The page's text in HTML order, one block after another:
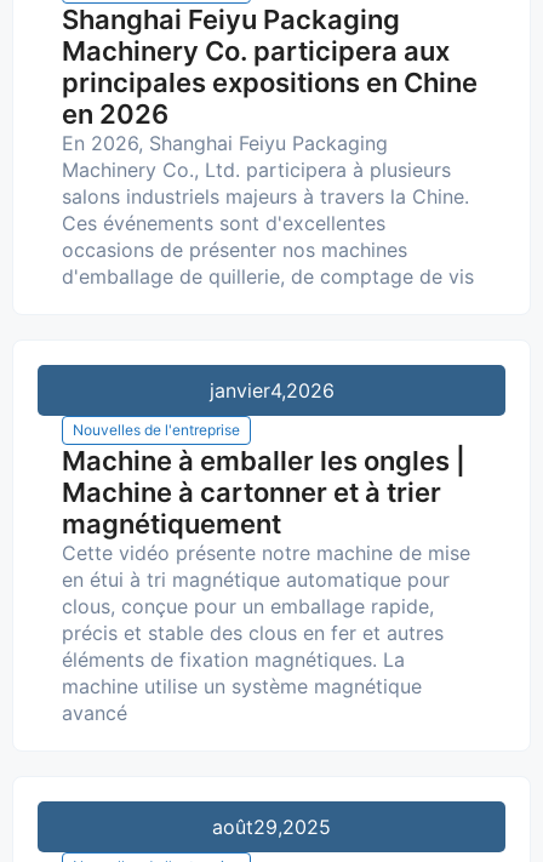
Shanghai Feiyu Packaging
Machinery Co. participera aux
principales expositions en Chine
en 2026
En 2026, Shanghai Feiyu Packaging
Machinery Co., Ltd. participera à plusieurs
salons industriels majeurs à travers la Chine.
Ces événements sont d'excellentes
occasions de présenter nos machines
d'emballage de quillerie, de comptage de vis
janvier4,2026
Nouvelles de l'entreprise
Machine à emballer les ongles |
Machine à cartonner et à trier
magnétiquement
Cette vidéo présente notre machine de mise
en étui à tri magnétique automatique pour
clous, conçue pour un emballage rapide,
précis et stable des clous en fer et autres
éléments de fixation magnétiques. La
machine utilise un système magnétique
avancé
août29,2025